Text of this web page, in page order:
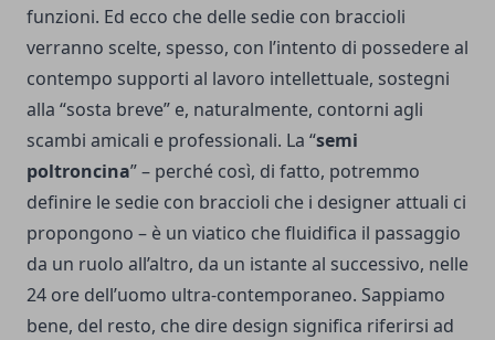
funzioni. Ed ecco che delle sedie con braccioli
verranno scelte, spesso, con l’intento di possedere al
contempo supporti al lavoro intellettuale, sostegni
alla “sosta breve” e, naturalmente, contorni agli
scambi amicali e professionali. La “semi
poltroncina” – perché così, di fatto, potremmo
definire le sedie con braccioli che i designer attuali ci
propongono – è un viatico che fluidifica il passaggio
da un ruolo all’altro, da un istante al successivo, nelle
24 ore dell’uomo ultra-contemporaneo. Sappiamo
bene, del resto, che dire design significa riferirsi ad